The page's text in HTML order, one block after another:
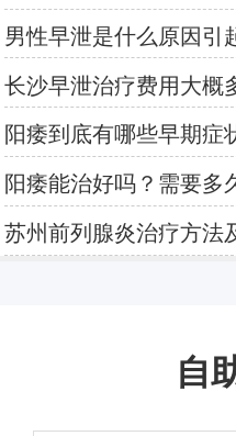
男性早泄是什么原因引
长沙早泄治疗费用大概
阳痿到底有哪些早期症
阳痿能治好吗？需要多
苏州前列腺炎治疗方法
自